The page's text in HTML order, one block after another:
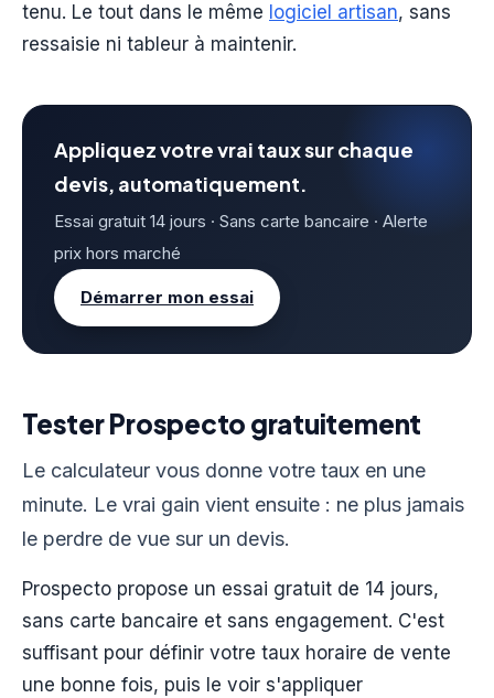
tenu. Le tout dans le même logiciel artisan, sans
ressaisie ni tableur à maintenir.
Appliquez votre vrai taux sur chaque
devis, automatiquement.
Essai gratuit 14 jours · Sans carte bancaire · Alerte
prix hors marché
Démarrer mon essai
Tester Prospecto gratuitement
Le calculateur vous donne votre taux en une
minute. Le vrai gain vient ensuite : ne plus jamais
le perdre de vue sur un devis.
Prospecto propose un essai gratuit de 14 jours,
sans carte bancaire et sans engagement. C'est
suffisant pour définir votre taux horaire de vente
une bonne fois, puis le voir s'appliquer